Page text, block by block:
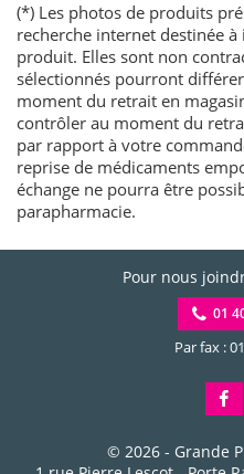
(*) Les photos de produits
recherche internet destinée
produit. Elles sont non
sélectionnés pourront
moment du retrait en
contrôler au moment du
par rapport à votre
reprise de médicaments
échange ne pourra être
parapharmacie.
Pour nous
01
Par fax :
© 2026 - Grande